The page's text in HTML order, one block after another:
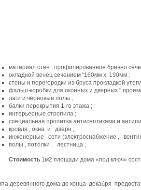
материал стен : профилированное бревно
окладной венец сечением "160мм x 190мм ;
cтены и перегородки из бруса прокладкой
фальш-коробки для оконных и дверных "
лаги и черновые полы ;
балки перекрытия 1-го этажа ;
интерьерные стропила ;
специальная пропитка антисептиками и
кровля , окна и двери ;
инженерные
сети (электроснабжение ,
полы , потолки , лестница ;
Стоимость 1м2 площади дома «под ключ»
деревянного дома до конца декабря